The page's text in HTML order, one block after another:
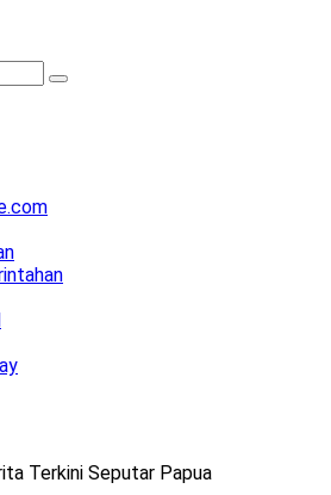
Terkini Seputar Papua